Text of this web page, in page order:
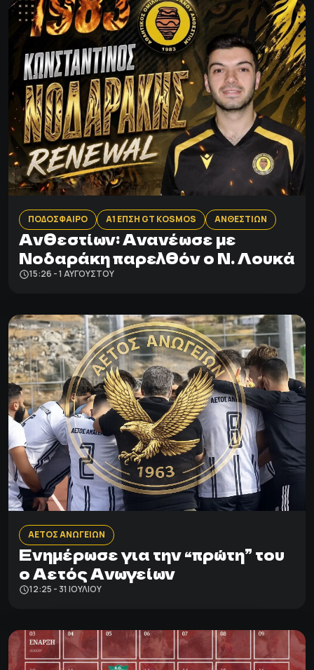
ΠΟΔΟΣΦΑΙΡΟ Α1 ΕΠΣΗ GT KOSMOS ΑΝΘΕΣΤΙΩΝ
Ανθεστίων: Aνανέωσε με
Νοδαράκη παρελθόν ο Ν. Λουκά
15:26 - 1 ΑΥΓΟΎΣΤΟΥ
ΑΕΤΟΣ ΑΝΩΓΕΙΩΝ
Ενημέρωσε για την “πρώτη” του
ο Αετός Ανωγείων
12:25 - 31 ΙΟΥΛΊΟΥ